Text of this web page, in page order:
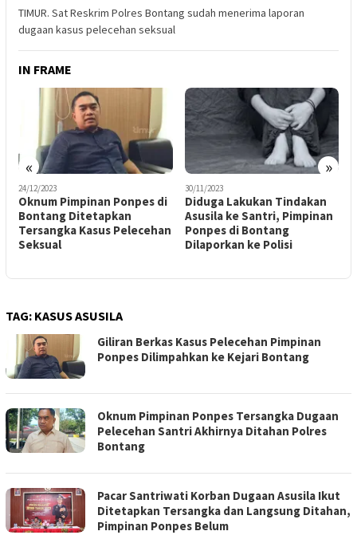
TIMUR. Sat Reskrim Polres Bontang sudah menerima laporan
dugaan kasus pelecehan seksual
IN FRAME
« »
30/11/2023
Diduga Lakukan Tindakan
Asusila ke Santri, Pimpinan
Ponpes di Bontang
Dilaporkan ke Polisi
03/01/2024
Oknum Pimpinan Ponpes
Tersangka Dugaan
Pelecehan Santri Akhirnya
Ditahan Polres Bontang
TAG: KASUS ASUSILA
Giliran Berkas Kasus Pelecehan Pimpinan
Ponpes Dilimpahkan ke Kejari Bontang
Oknum Pimpinan Ponpes Tersangka Dugaan
Pelecehan Santri Akhirnya Ditahan Polres
Bontang
Pacar Santriwati Korban Dugaan Asusila Ikut
Ditetapkan Tersangka dan Langsung Ditahan,
Pimpinan Ponpes Belum